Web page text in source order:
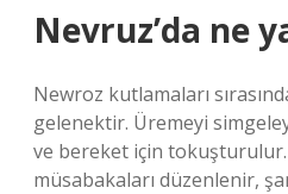
Nevruz’da ne
Newroz kutlamaları
gelenektir. Üremeyi
ve bereket için tokuşturulur.
müsabakaları düzenlenir,